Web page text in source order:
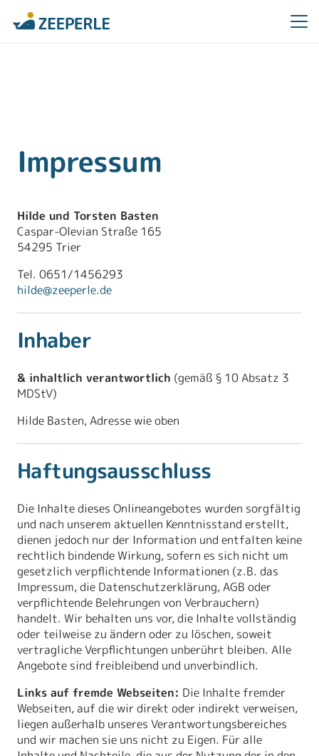
Impressum
Hilde und Torsten Basten
Caspar-Olevian Straße 165
54295 Trier
Tel. 0651/1456293
hilde@zeeperle.de
Inhaber
& inhaltlich verantwortlich (gemäß § 10 Absatz 3
MDStV)
Hilde Basten, Adresse wie oben
Haftungsausschluss
Die Inhalte dieses Onlineangebotes wurden sorgfältig
und nach unserem aktuellen Kenntnisstand erstellt,
dienen jedoch nur der Information und entfalten keine
rechtlich bindende Wirkung, sofern es sich nicht um
gesetzlich verpflichtende Informationen (z.B. das
Impressum, die Datenschutzerklärung, AGB oder
verpflichtende Belehrungen von Verbrauchern)
handelt. Wir behalten uns vor, die Inhalte vollständig
oder teilweise zu ändern oder zu löschen, soweit
vertragliche Verpflichtungen unberührt bleiben. Alle
Angebote sind freibleibend und unverbindlich.
Links auf fremde Webseiten: Die Inhalte fremder
Webseiten, auf die wir direkt oder indirekt verweisen,
liegen außerhalb unseres Verantwortungsbereiches
und wir machen sie uns nicht zu Eigen. Für alle